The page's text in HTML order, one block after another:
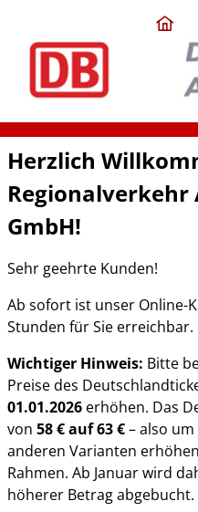
Herzlich
Regionalverkehr
GmbH!
Sehr geehrte Kunden!
Ab sofort ist unser Online-
Stunden für Sie erreichbar.
Wichtiger Hinweis: Bitte
Preise des
01.01.2026 erhöhen. Das
von 58 € auf 63 €– also um
anderen Varianten
Rahmen. Ab Januar wird
höherer Betrag abgebucht.